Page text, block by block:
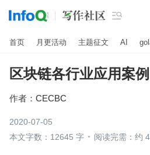

首页 月更活动 主题征文 AI
区块链各行业应用案例
作者： CECBC
2020-07-05
本文字数：12645 字
阅读完需：约